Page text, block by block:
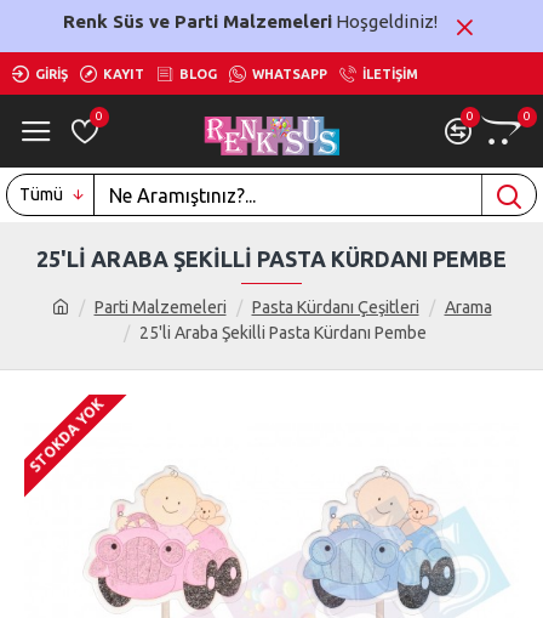
Renk Süs ve Parti MalzemeleriHoşgeldiniz!
GIRIŞ KAYIT BLOG WHATSAPP İLETIŞIM
0 0 0
Tümü
Parti Malzemeleri Pasta Kürdanı Çeşitleri
Arama
25'li Araba Şekilli Pasta Kürdanı Pembe
25'LI ARABA ŞEKILLI PASTA KÜRDANI PEMBE
STOKDA YOK